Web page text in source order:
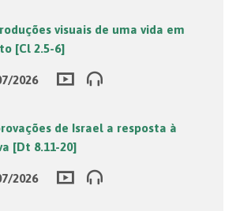
visuais de uma vida em
[Cl 2.5-6]
2026
de Israel a resposta à
[Dt 8.11-20]
2026